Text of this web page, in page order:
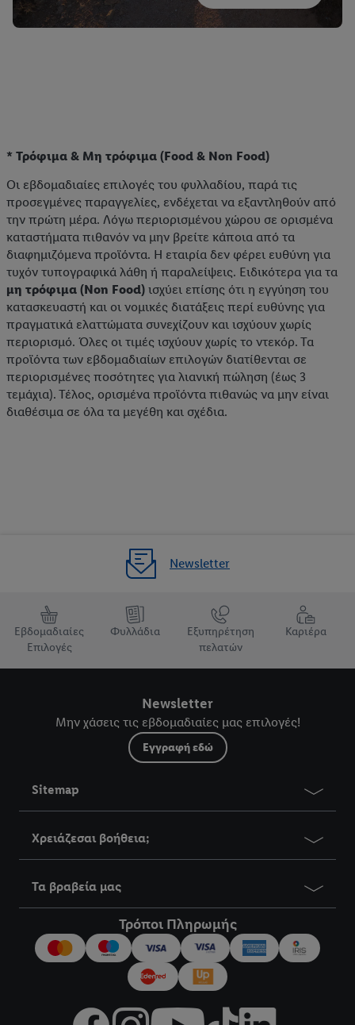
* Τρόφιμα & Μη τρόφιμα (Food & Non Food)
Οι εβδομαδιαίες επιλογές του φυλλαδίου, παρά τις
προσεγμένες παραγγελίες, ενδέχεται να εξαντληθούν από
την πρώτη μέρα. Λόγω περιορισμένου χώρου σε ορισμένα
καταστήματα πιθανόν να μην βρείτε κάποια από τα
διαφημιζόμενα προϊόντα. Η εταιρία δεν φέρει ευθύνη για
τυχόν τυπογραφικά λάθη ή παραλείψεις. Ειδικότερα για τα
μη τρόφιμα (Non Food) ισχύει επίσης ότι η εγγύηση του
κατασκευαστή και οι νομικές διατάξεις περί ευθύνης για
πραγματικά ελαττώματα συνεχίζουν και ισχύουν χωρίς
περιορισμό. Όλες οι τιμές ισχύουν χωρίς το ντεκόρ. Τα
προϊόντα των εβδομαδιαίων επιλογών διατίθενται σε
περιορισμένες ποσότητες για λιανική πώληση (έως 3
τεμάχια). Τέλος, ορισμένα προϊόντα πιθανώς να μην είναι
διαθέσιμα σε όλα τα μεγέθη και σχέδια.
Newsletter
Εβδομαδιαίες
Επιλογές
Φυλλάδια
Εξυπηρέτηση
πελατών
Καριέρα
Newsletter
Μην χάσεις τις εβδομαδιαίες μας επιλογές!
Εγγραφή εδώ
Sitemap
Χρειάζεσαι βοήθεια;
Τα βραβεία μας
Τρόποι Πληρωμής